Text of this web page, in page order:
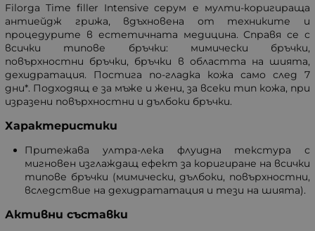
Filorga Time filler Intensive серум е мулти-коригираща
антиейдж грижа, вдъхновена от техниките и
процедурите в естетичната медицина. Справя се с
всички типове бръчки: мимически бръчки,
повърхностни бръчки, бръчки в областта на шията,
дехидратация. Постига по-гладка кожа само след 7
дни*. Подходящ е за мъже и жени, за всеки тип кожа, при
изразени повърхностни и дълбоки бръчки.
Характеристики
Притежава ултра-лека флуидна текстура с
мигновен изглаждащ ефект за коригиране на всички
типове бръчки (мимически, дълбоки, повърхностни,
вследствие на дехидрататация и тези на шията).
Активни съставки